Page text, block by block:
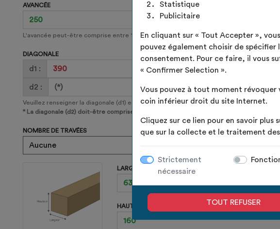
Statistique
Publicitaire
En cliquant sur « Tout Accepter »,
pouvez également choisir de
consentement. Pour ce faire, il vous
« Confirmer Selection ».
Vous pouvez à tout moment
coin inférieur droit du site Internet.
Cliquez sur ce lien pour en savoir
que sur la collecte et le traitement
Strictement
nécessaire
TOUT REFUSER
AVANCÉE
L'avancée peut-être comprise entre 150 et 650 centimètres.
DIAGONALE
d1 :
d2 :
Veuillez renseigner la diagonale (d1) et (d2).
* La diagonale (d2) doit-être comprise entre 371 et 410
NOMBRE DE TRAVÉES
LARGEUR DES CHEVRONS
HAUTEUR DES CHEVRONS